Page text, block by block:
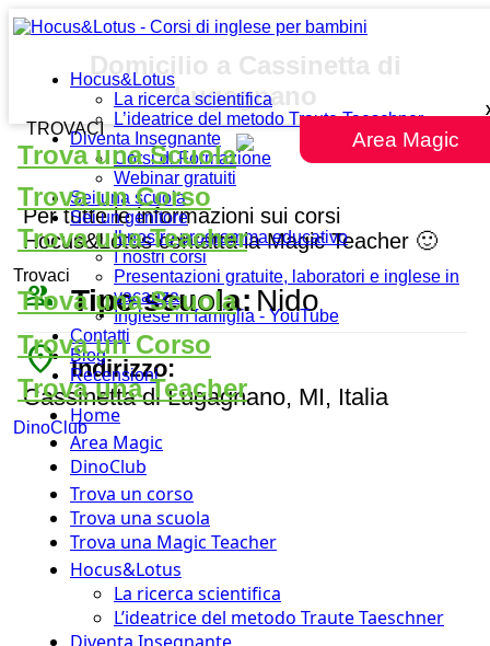
Hocus&Lotus
La ricerca scientifica
L’ideatrice del metodo Traute Taeschner
Diventa Insegnante
Corsi di Formazione
Webinar gratuiti
Sei una scuola
Sei un genitore
Il nostro programma educativo
I nostri corsi
Presentazioni gratuite, laboratori e inglese in
vacanza
Inglese in famiglia - YouTube
Contatti
Blog
Recensioni
Home
Area Magic
DinoClub
Trova un corso
Trova una scuola
Trova una Magic Teacher
Hocus&Lotus
La ricerca scientifica
L’ideatrice del metodo Traute Taeschner
Area Magic
TROVACI
Trova una Scuola
Trova un Corso
Trova una Teacher
Trovaci
Trova una Scuola
Trova un Corso
Trova una Teacher
DinoClub
Domicilio a Cassinetta di
Lugagnano
Per tutte le informazioni sui corsi
Hocus&Lotus contatta la Magic Teacher 🙂
people_outline Tipo scuola: Nido
place Indirizzo:
Cassinetta di Lugagnano, MI, Italia